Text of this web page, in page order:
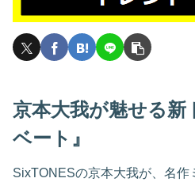
京本大我が魅せる新
ベート』
SixTONESの京本大我が、名作